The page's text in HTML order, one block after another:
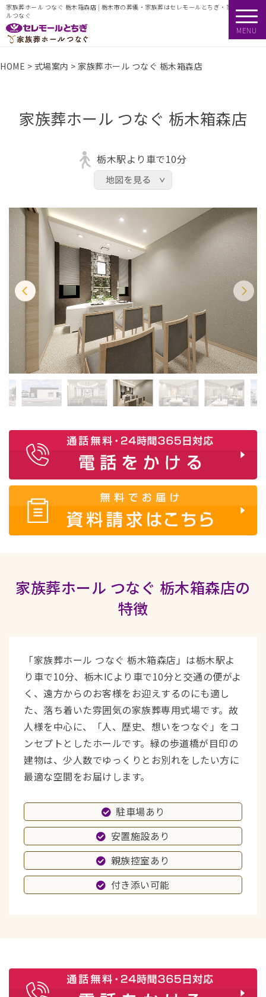
家族葬ホール つなぐ 栃木箱森店 | 栃木市の葬儀・家族葬はセレモールとちぎ・家族葬ホー
ルつなぐ
MENU
HOME > 式場案内 > 家族葬ホール つなぐ 栃木箱森店
家族葬ホール つなぐ 栃木箱森店
栃木駅より車で10分
家族葬ホール つなぐ 栃木箱森店の
特徴
「家族葬ホール つなぐ 栃木箱森店」は栃木駅よ
り車で10分、栃木ICより車で10分と交通の便がよ
く、遠方からのお客様をお迎えするのにも適し
た、落ち着いた雰囲気の家族葬専用式場です。故
人様を中心に、「人、歴史、想いをつなぐ」をコ
ンセプトとしたホールです。緑の歩道橋が目印の
建物は、少人数でゆっくりとお別れをしたい方に
最適な空間をお届けします。
駐車場あり
安置施設あり
親族控室あり
付き添い可能